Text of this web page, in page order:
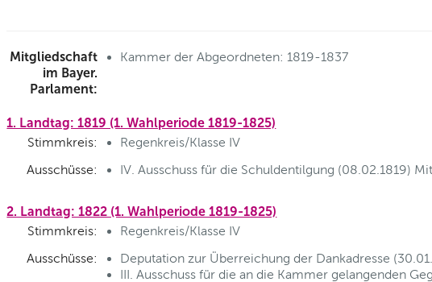
Mitgliedschaft
im Bayer.
Parlament:
Kammer der Abgeordneten: 1819-1837
1. Landtag: 1819 (1. Wahlperiode 1819-1825)
Stimmkreis:
Regenkreis/Klasse IV
Ausschüsse:
IV. Ausschuss für die Schuldentilgung (08.02.1819)
2. Landtag: 1822 (1. Wahlperiode 1819-1825)
Stimmkreis:
Regenkreis/Klasse IV
Ausschüsse:
Deputation zur Überreichung der Dankadresse
III. Ausschuss für die an die Kammer gelangenden